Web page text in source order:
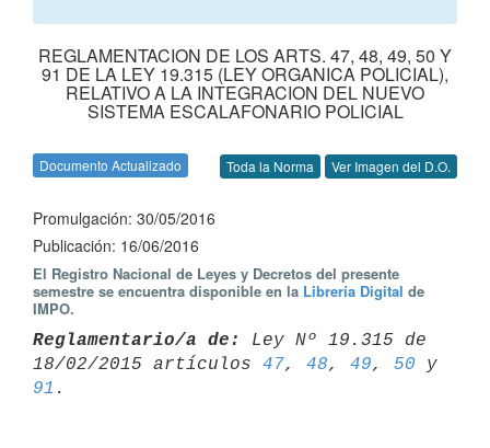
REGLAMENTACION DE LOS ARTS. 47, 48, 49, 50 Y
91 DE LA LEY 19.315 (LEY ORGANICA POLICIAL),
RELATIVO A LA INTEGRACION DEL NUEVO
SISTEMA ESCALAFONARIO POLICIAL
Documento Actualizado Toda la Norma Ver Imagen del D.O.
Promulgación: 30/05/2016
Publicación: 16/06/2016
El Registro Nacional de Leyes y Decretos del presente
semestre se encuentra disponible en la Librería Digital de
IMPO.
Reglamentario/a de:
Ley Nº 19.315 de
18/02/2015 artículos 47, 48, 49, 50
91